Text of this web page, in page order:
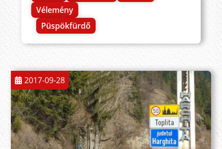
Vélemény
Püspökfürdő
2017-09-28